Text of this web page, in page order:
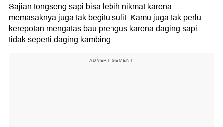
Sajian tongseng sapi bisa lebih nikmat karena
memasaknya juga tak begitu sulit. Kamu juga tak perlu
kerepotan mengatas bau prengus karena daging sapi
tidak seperti daging kambing.
ADVERTISEMENT